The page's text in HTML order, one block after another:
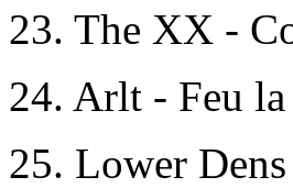
23. The XX -
24. Arlt - Feu
25. Lower